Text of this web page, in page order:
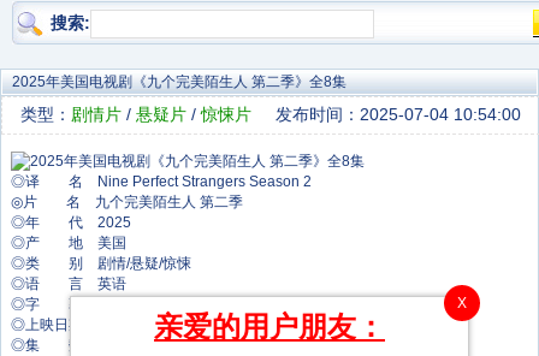
搜索:
2025年美国电视剧《九个完美陌生人 第二季》全8集
类型： 剧情片 / 悬疑片 /惊悚片 发布时间：2025-07-04 10:54:00
◎译 名 Nine Perfect Strangers Season 2
◎片 名 九个完美陌生人 第二季
◎年 代 2025
◎产 地 美国
◎类 别 剧情/悬疑/惊悚
◎语 言 英语
◎字 幕 中文字幕
◎上映日期 2025-05-21(美国)
◎集 数 8集
X
亲爱的用户朋友：